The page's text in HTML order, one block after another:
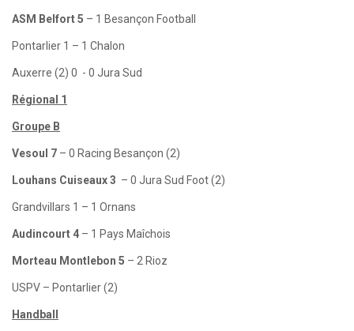
ASM Belfort 5 – 1 Besançon Football
Pontarlier 1 – 1 Chalon
Auxerre (2) 0 - 0 Jura Sud
Régional 1
Groupe B
Vesoul 7 – 0 Racing Besançon (2)
Louhans Cuiseaux 3 – 0 Jura Sud Foot (2)
Grandvillars 1 – 1 Ornans
Audincourt 4 – 1 Pays Maîchois
Morteau Montlebon 5 – 2 Rioz
USPV – Pontarlier (2)
Handball